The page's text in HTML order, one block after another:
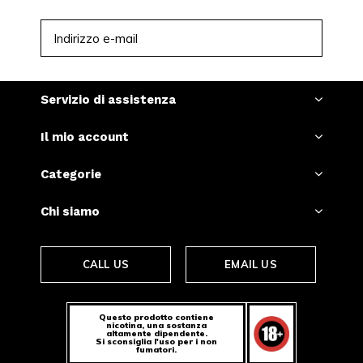
Servizio di assistenza
Il mio account
Categorie
Chi siamo
CALL US EMAIL US
Questo prodotto contiene
nicotina, una sostanza
altamente dipendente.
Si sconsiglia l'uso per i non
fumatori.